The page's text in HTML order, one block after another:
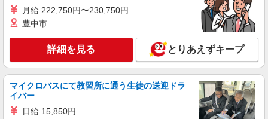
紹介予定派遣
株式会社シエロ
【softbank】の携帯販売スタッフ
時給1500円〜1600円（経験・能力による） ※
残業代支給 ★交通費別途支給（規定あり） ゜
+゜・。○。・゜+゜・。○。・゜+゜ 入社祝い金10
万円支給(規定有) お友達を紹介頂くと, インセンテ
有）★ ゜・。○。・゜+゜・。○。・゜+゜
愛知県名古屋市緑区のsoftbankショップ
詳細を見る
月給 222,750円〜230,750円
豊中市
詳細を見る とりあえずキープ
マイクロバスにて教習所に通う生徒の送迎ドラ
イバー
日給 15,850円